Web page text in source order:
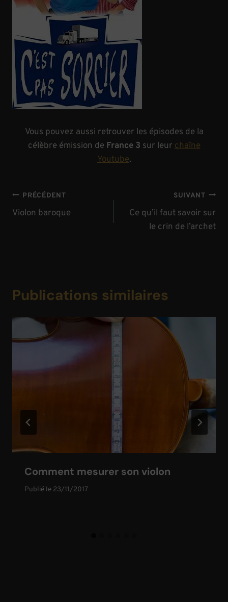
Vous pouvez aussi retrouver les épisodes de la
célèbre émission de France 3 sur leur chaîne
Youtube.
Navigation
de
PRÉCÉDENT
Violon baroque
SUIVANT
Ce qu’il faut savoir sur
le crin de l’archet
Publications similaires
Comment mesurer son violon
Publié le 23/11/2017